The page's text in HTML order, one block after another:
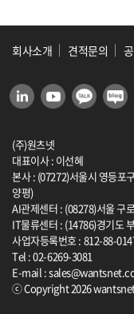
회사소개 견적문의
(주)원츠넷
대표이사 : 이선혜
본사 : (07272)서울시 영등포
양평)
AI관제센터 : (08278)서울 구
IT물류센터 : (14786)경기도
사업자등록번호 : 812-88-
Tel : 02-6269-3081
E-mail :
ⓒ Copyright 2026